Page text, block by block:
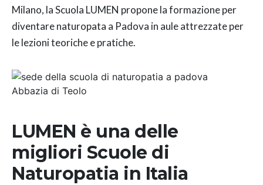
Milano, la Scuola LUMEN propone la formazione per
diventare naturopata a Padova in aule attrezzate per
le lezioni teoriche e pratiche.
Abbazia di Teolo
LUMEN è una delle
migliori Scuole di
Naturopatia in Italia